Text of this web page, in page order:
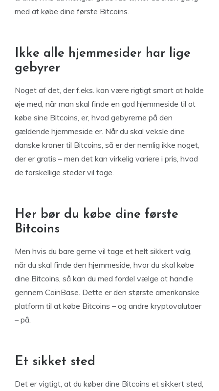
med at købe dine første Bitcoins.
Ikke alle hjemmesider har lige
gebyrer
Noget af det, der f.eks. kan være rigtigt smart at holde
øje med, når man skal finde en god hjemmeside til at
købe sine Bitcoins, er, hvad gebyrerne på den
gældende hjemmeside er. Når du skal veksle dine
danske kroner til Bitcoins, så er der nemlig ikke noget,
der er gratis – men det kan virkelig variere i pris, hvad
de forskellige steder vil tage.
Her bør du købe dine første
Bitcoins
Men hvis du bare gerne vil tage et helt sikkert valg,
når du skal finde den hjemmeside, hvor du skal købe
dine Bitcoins, så kan du med fordel vælge at handle
gennem CoinBase. Dette er den største amerikanske
platform til at købe Bitcoins – og andre kryptovalutaer
– på.
Et sikket sted
Det er vigtigt, at du køber dine Bitcoins et sikkert sted,